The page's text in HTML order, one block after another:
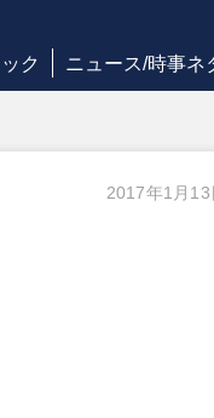
ク ニュース/時事ネ
2017年1月13